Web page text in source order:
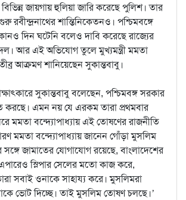
জায়গায় হুলিয়া জারি করেছে পুলিশ। তার
রবীন্দ্রনাথের শান্তিনিকেতনও। পশ্চিমবঙ্গে
দিন ঘটেনি বলেও দাবি করেছে রাজ্যের
আর এই অভিযোগ তুলে মুখ্যমন্ত্রী মমতা
আক্রমণ শানিয়েছেন সুকান্তবাবু।
সুকান্তবাবু বলেছেন, পশ্চিমবঙ্গ সরকার
করছে। এমন নয় যে এরকম তারা প্রথমবার
মমতা বন্দ্যোপাধ্যায় এই তোষণের রাজনীতি
মমতা বন্দ্যোপাধ্যায় জানেন গোঁড়া মুসলিম
সঙ্গে জামাতের যোগাযোগ রয়েছে, বাংলাদেশের
স্লিপার সেলের মতো কাজ করে,
সবাই ওনাকে সাহায্য করে। মুসলিমরা
ভোট দিচ্ছে। তাই মুসলিম তোষণ চলছে।’